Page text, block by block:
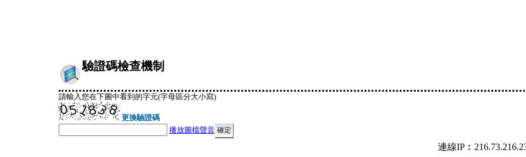
驗證碼檢查機制
請輸入您在下圖中看到的字元(字母區分大小寫)
更換驗證碼
播放圖檔聲音
連線